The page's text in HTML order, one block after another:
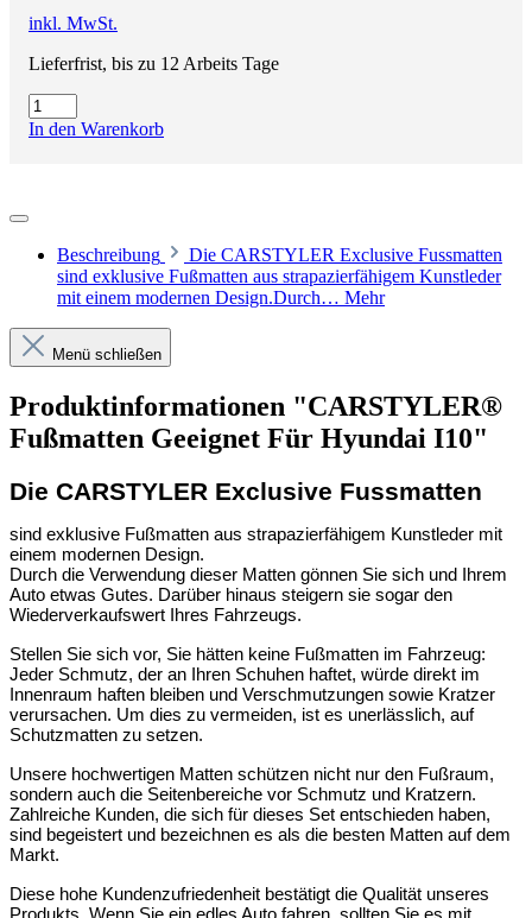
inkl. MwSt.
Lieferfrist, bis zu 12 Arbeits Tage
In den Warenkorb
Beschreibung
Die CARSTYLER Exclusive Fussmatten
sind exklusive Fußmatten aus strapazierfähigem Kunstleder
mit einem modernen Design.Durch… Mehr
Menü schließen
Produktinformationen "CARSTYLER®
Fußmatten Geeignet Für Hyundai I10"
Die CARSTYLER Exclusive Fussmatten
sind exklusive Fußmatten aus strapazierfähigem Kunstleder mit
einem modernen Design.
Durch die Verwendung dieser Matten gönnen Sie sich und Ihrem
Auto etwas Gutes. Darüber hinaus steigern sie sogar den
Wiederverkaufswert Ihres Fahrzeugs.
Stellen Sie sich vor, Sie hätten keine Fußmatten im Fahrzeug:
Jeder Schmutz, der an Ihren Schuhen haftet, würde direkt im
Innenraum haften bleiben und Verschmutzungen sowie Kratzer
verursachen. Um dies zu vermeiden, ist es unerlässlich, auf
Schutzmatten zu setzen.
Unsere hochwertigen Matten schützen nicht nur den Fußraum,
sondern auch die Seitenbereiche vor Schmutz und Kratzern.
Zahlreiche Kunden, die sich für dieses Set entschieden haben,
sind begeistert und bezeichnen es als die besten Matten auf dem
Markt.
Diese hohe Kundenzufriedenheit bestätigt die Qualität unseres
Produkts. Wenn Sie ein edles Auto fahren, sollten Sie es mit